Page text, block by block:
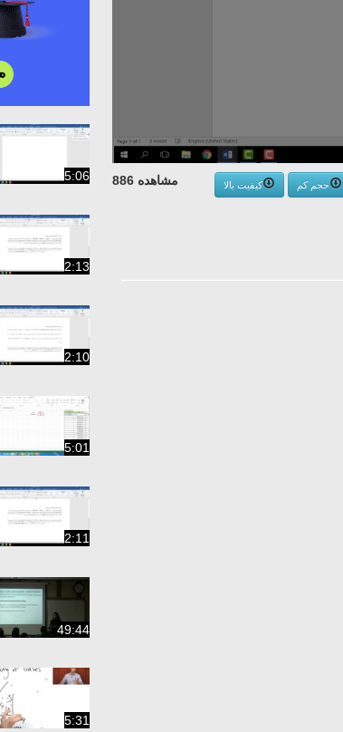
مشاهده 886 حجم کم
کیفیت بالا
5:06
2:13
2:10
5:01
2:11
49:44
5:31